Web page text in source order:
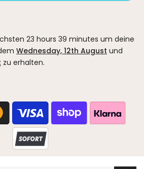
23 hours 39 minutes um deine
Wednesday, 12th August und
zu erhalten.